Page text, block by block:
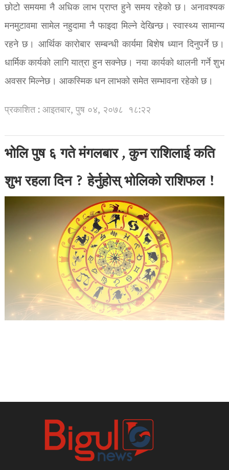
छोटो समयमा नै अधिक लाभ प्राप्त हुने समय रहेको छ। अनावश्यक
मनमुटावमा सामेल नहुदामा नै फाइदा मिल्ने देखिन्छ। स्वास्थ्य सामान्य
रहने छ। आर्थिक कारोबार सम्बन्धी कार्यमा बिशेष ध्यान दिनुपर्ने छ।
धार्मिक कार्यको लागि यात्रा हुन सक्नेछ। नया कार्यको थालनी गर्ने शुभ
अवसर मिल्नेछ। आकस्मिक धन लाभको समेत सम्भावना रहेको छ।
प्रकाशित : आइतबार, पुष ०४, २०७८ १८:२२
भोलि पुष ६ गते मंगलबार , कुन राशिलाई कति
शुभ रहला दिन ? हेर्नुहोस् भोलिको राशिफल !